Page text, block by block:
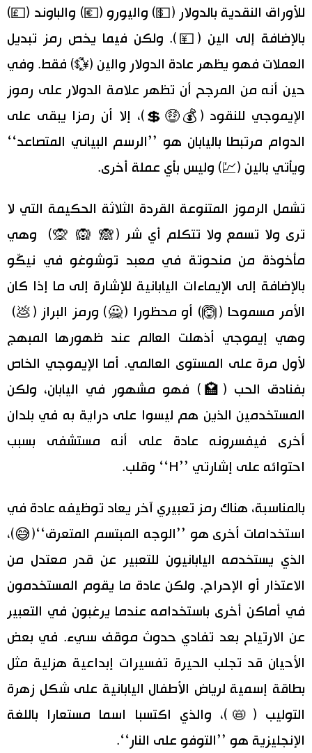
للأوراق النقدية بالدولار (💵) واليورو (💶) والباوند (💷)
بالإضافة إلى الين (💴). ولكن فيما يخص رمز تبديل
العملات فهو يظهر عادة الدولار والين (💱) فقط. وفي
حين أنه من المرجح أن تظهر علامة الدولار على رموز
الإيموجي للنقود (💰🤑💲)، إلا أن رمزا يبقى على
الدوام مرتبطا باليابان هو ’’الرسم البياني المتصاعد‘‘
ويأتي بالين (💹) وليس بأي عملة أخرى.
تشمل الرموز المتنوعة القردة الثلاثة الحكيمة التي لا
ترى ولا تسمع ولا تتكلم أي شر (🙈 🙉 🙊) وهي
مأخوذة من منحوتة في معبد توشوغو في نيكّو
بالإضافة إلى الإيماءات اليابانية للإشارة إلى ما إذا كان
الأمر مسموحا (🙆) أو محظورا (🙅) ورمز البراز (💩)
وهي إيموجي أذهلت العالم عند ظهورها المبهج
لأول مرة على المستوى العالمي. أما الإيموجي الخاص
بفنادق الحب (🏩) فهو مشهور في اليابان، ولكن
المستخدمين الذين هم ليسوا على دراية به في بلدان
أخرى فيفسرونه عادة على أنه مستشفى بسبب
احتوائه على إشارتي ’’H‘‘ وقلب.
بالمناسبة، هناك رمز تعبيري آخر يعاد توظيفه عادة في
استخدامات أخرى هو ’’الوجه المبتسم المتعرق‘‘(😅)،
الذي يستخدمه اليابانيون للتعبير عن قدر معتدل من
الاعتذار أو الإحراج. ولكن عادة ما يقوم المستخدمون
في أماكن أخرى باستخدامه عندما يرغبون في التعبير
عن الارتياح بعد تفادي حدوث موقف سيء. في بعض
الأحيان قد تجلب الحيرة تفسيرات إبداعية هزلية مثل
بطاقة إسمية لرياض الأطفال اليابانية على شكل زهرة
التوليب (📛)، والذي اكتسبا اسما مستعارا باللغة
الإنجليزية هو ’’التوفو على النار‘‘.